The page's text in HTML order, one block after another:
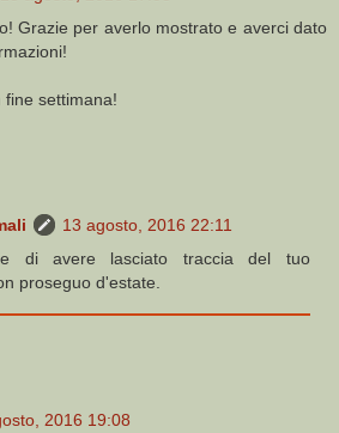
Grazie per averlo mostrato e averci dato
fine settimana!
13 agosto, 2016 22:11
di avere lasciato traccia del tuo
proseguo d'estate.
2016 19:08